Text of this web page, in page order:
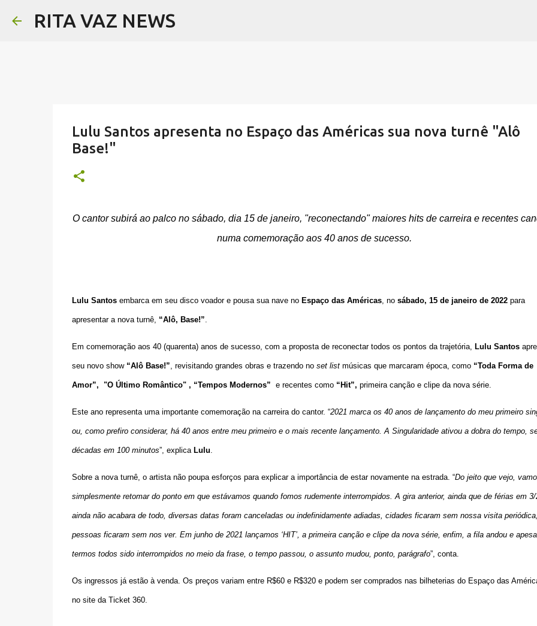
RITA VAZ NEWS
Lulu Santos apresenta no Espaço das Américas sua nova turnê "Alô
Base!"
O cantor subirá ao palco no sábado, dia 15 de janeiro, "reconectando" maiores hits de carreira e recentes
numa comemoração aos 40 anos de sucesso.
Lulu Santosembarca em seu disco voador e pousa sua nave noEspaço das Américas, no sábado, 15 de janeiro de 2022para
apresentar a nova turnê, “Alô, Base!”.
Em comemoração aos 40 (quarenta) anos de sucesso, com a proposta de reconectar todos os pontos da trajetória, Lulu Santos
seu novo show “Alô Base!”, revisitando grandes obras e trazendo no set listmúsicas que marcaram época, como “Toda Forma de
Amor”, "O Último Romântico" , “Tempos Modernos” e recentes como “Hit”, primeira canção e clipe da nova série.
Este ano representa uma importante comemoração na carreira do cantor. “2021 marca os 40 anos de lançamento do meu primeiro
ou, como prefiro considerar, há 40 anos entre meu primeiro e o mais recente lançamento. A Singularidade ativou a dobra do tempo,
décadas em 100 minutos”, explica Lulu.
Sobre a nova turnê, o artista não poupa esforços para explicar a importância de estar novamente na estrada. “Do jeito que vejo,
simplesmente retomar do ponto em que estávamos quando fomos rudemente interrompidos. A gira anterior, ainda que de férias em 3/
ainda não acabara de todo, diversas datas foram canceladas ou indefinidamente adiadas, cidades ficaram sem nossa visita periódica,
pessoas ficaram sem nos ver. Em junho de 2021 lançamos ‘HIT’, a primeira canção e clipe da nova série, enfim, a fila andou e
termos todos sido interrompidos no meio da frase, o tempo passou, o assunto mudou, ponto, parágrafo”, conta.
Os ingressos já estão à venda. Os preços variam entre R$60 e R$320 e podem ser comprados nas bilheterias do Espaço das
no site da Ticket 360.